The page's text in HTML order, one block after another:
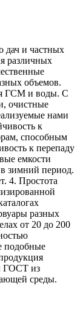
дач и частных
различных
объемов.
ГСМ и воды. С
очистные
нами
к
способным
к перепаду
емкости
зимний период.
4. Простота
разных
от 20 до 200
подобные
ГОСТ из
среды.